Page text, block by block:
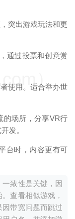
突出游戏玩法和更
通过投票和创意赏
使用。适合举办世
的场所，分享VR行
发。
台时，内容更有可
致性是关键，因
查看相似游戏，
带宽问题而跳过
）